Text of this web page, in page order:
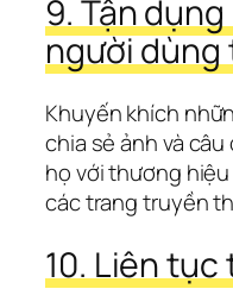
9. Tận
người dùng
Khuyến khích
chia sẻ ảnh và
họ với thương
các trang truyền
10. Liên